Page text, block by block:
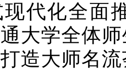
代化全面
通大学全体
造大师名